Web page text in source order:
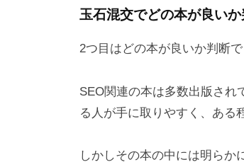
玉石混交でどの本が良い
2つ目はどの本が良いか判断で
SEO関連の本は多数出版され
る人が手に取りやすく、ある
しかしその本の中には明らか